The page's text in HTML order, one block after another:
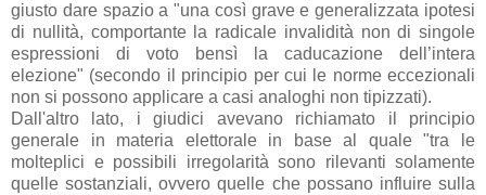
giusto dare spazio a "una così grave e generalizzata ipotesi
di nullità, comportante la radicale invalidità non di singole
espressioni di voto bensì la caducazione dell’intera
elezione" (secondo il principio per cui le norme eccezionali
non si possono applicare a casi analoghi non tipizzati).
Dall'altro lato, i giudici avevano richiamato il principio
generale in materia elettorale in base al quale "tra le
molteplici e possibili irregolarità sono rilevanti solamente
quelle sostanziali, ovvero quelle che possano influire sulla